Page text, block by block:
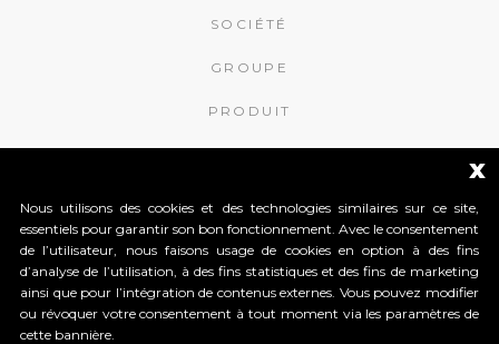
SOCIÉTÉ
GROUPE
PRODUIT
APROMIX RFID S.r.l.
Contrà S. Giorgio, 148
36061 Bassano del Grappa (Vicenza) Italy
x
Nous utilisons des cookies et des technologies similaires sur ce site,
essentiels pour garantir son bon fonctionnement. Avec le consentement
de l’utilisateur, nous faisons usage de cookies en option à des fins
d’analyse de l’utilisation, à des fins statistiques et des fins de marketing
ainsi que pour l’intégration de contenus externes. Vous pouvez modifier
ou révoquer votre consentement à tout moment via les paramètres de
cette bannière.